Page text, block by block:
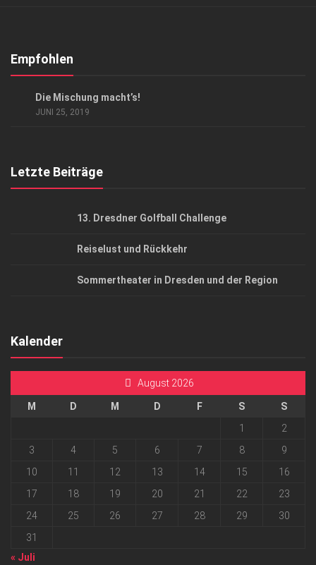
Kontakt, Impressum
Empfohlen
Die Mischung macht’s!
JUNI 25, 2019
Letzte Beiträge
13. Dresdner Golfball Challenge
Reiselust und Rückkehr
Sommertheater in Dresden und der Region
Kalender
August 2026
M D M D F S
S
1
2
3
4 5 6 7 8
9
10
11 12 13 14 15
16
17
18 19 20 21 22
23
24
25 26 27 28 29
30
31
« Juli